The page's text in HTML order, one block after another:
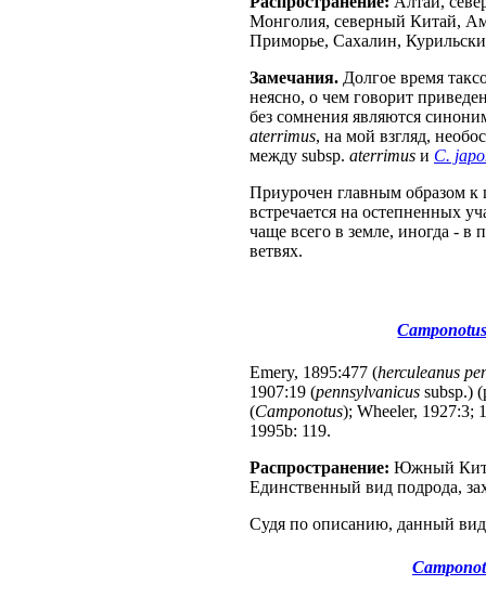
Монголия, северный Китай,
Приморье, Сахалин,
Замечания. Долгое время
неясно, о чем говорит
без сомнения являются
aterrimus, на мой взгляд,
между subsp. aterrimus и C.
Приурочен главным образом
встречается на остепненных
чаще всего в земле, иногда -
ветвях.
Emery, 1895:477 (herculeanus
1907:19 (pennsylvanicus subsp.)
(Camponotus); Wheeler, 1927:3;
1995b: 119.
Распространение: Южный
Единственный вид подрода,
Судя по описанию, данный